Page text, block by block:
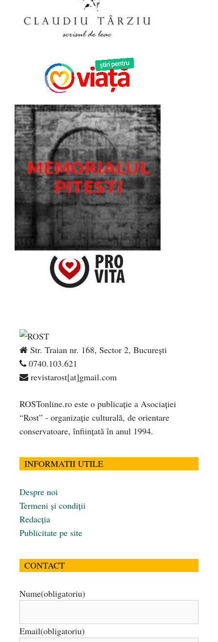
Str. Traian nr. 168, Sector 2, București
0740.103.621
revistarost[at]gmail.com
ROSTonline.ro este o publicaţie a Asociaţiei
“Rost” - organizaţie culturală, de orientare
conservatoare, înfiinţată în anul 1994.
INFORMATII UTILE
Despre noi
Termeni și condiții
Redacția
Publicitate pe site
CONTACT
Nume(obligatoriu)
Email(obligatoriu)